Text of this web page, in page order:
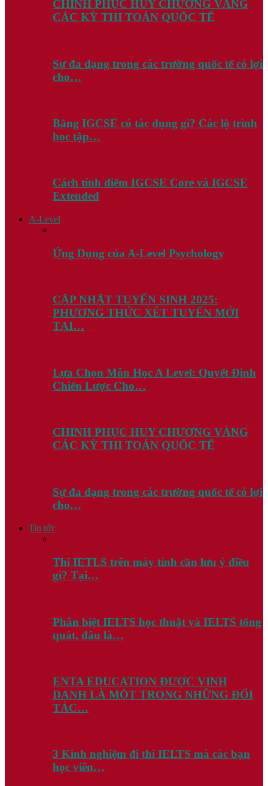
CHINH PHỤC HUY CHƯƠNG VÀNG
CÁC KỲ THI TOÁN QUỐC TẾ
Sự đa dạng trong các trường quốc tế có lợi
cho…
Bằng IGCSE có tác dụng gì? Các lộ trình
học tập…
Cách tính điểm IGCSE Core và IGCSE
Extended
A-Level
Ứng Dụng của A-Level Psychology
CẬP NHẬT TUYỂN SINH 2025:
PHƯƠNG THỨC XÉT TUYỂN MỚI
TẠI…
Lựa Chọn Môn Học A Level: Quyết Định
Chiến Lược Cho…
CHINH PHỤC HUY CHƯƠNG VÀNG
CÁC KỲ THI TOÁN QUỐC TẾ
Sự đa dạng trong các trường quốc tế có lợi
cho…
Tin tức
Thi IETLS trên máy tính cần lưu ý điều
gì? Tại…
Phân biệt IELTS học thuật và IELTS tổng
quát, đâu là…
ENTA EDUCATION ĐƯỢC VINH
DANH LÀ MỘT TRONG NHỮNG ĐỐI
TÁC…
3 Kinh nghiệm đi thi IELTS mà các bạn
học viên…